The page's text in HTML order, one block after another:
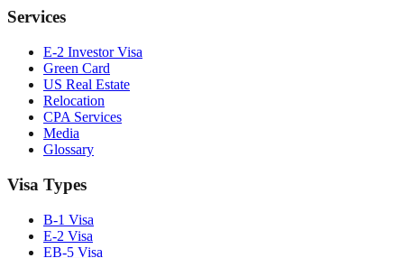
Services
E-2 Investor Visa
Green Card
US Real Estate
Relocation
CPA Services
Media
Glossary
Visa Types
B-1 Visa
E-2 Visa
EB-5 Visa